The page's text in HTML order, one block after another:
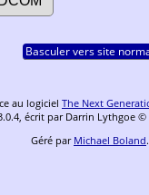
Basculer vers site
au logiciel The Next
écrit par Darrin Lythgoe ©
Géré par Michael Boland.